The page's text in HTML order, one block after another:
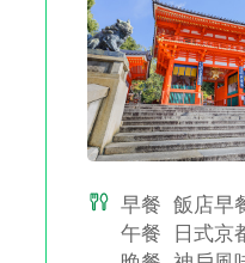
清水寺：由139根巨木為根
築，並立於此懸崖之巔，京
二三年坂：有關名稱由來有
該街通往祈求生產平安的《
伏見稻荷大社：由千座朱紅
刻，直通稻荷山山頂，是京
早餐 飯店早
午餐
日式京